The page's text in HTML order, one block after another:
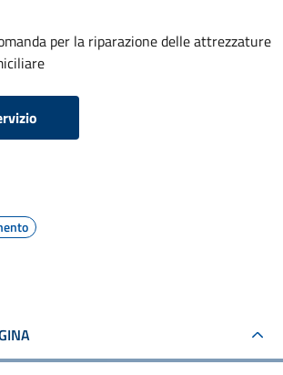
per la riparazione delle attrezzature